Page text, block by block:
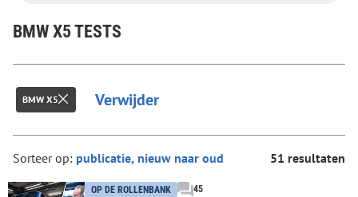
BMW X5 TESTS
BMW X5 Verwijder
Sorteer op: 51 resultaten
OP DE ROLLENBANK 45